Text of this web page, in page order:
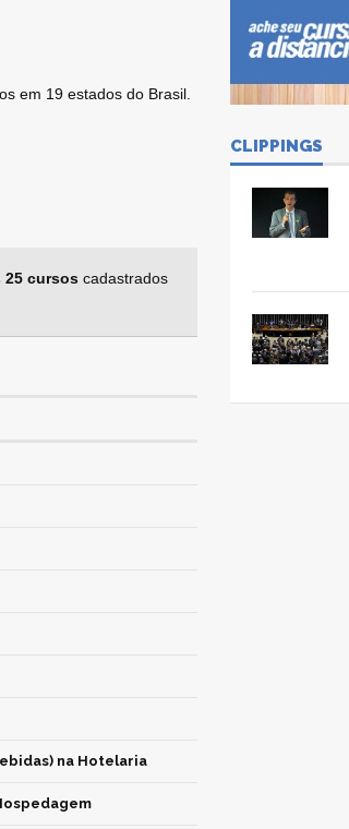
em 19 estados do Brasil.
25 cursos cadastrados
na Hotelaria
CLIPPINGS